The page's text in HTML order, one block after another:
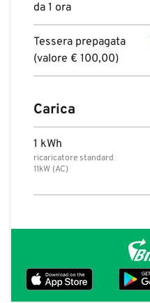
da 1 ora
Tessera prepagata
(valore € 100,00)
Carica
1 kWh
ricaricatore standard
11kW (AC)